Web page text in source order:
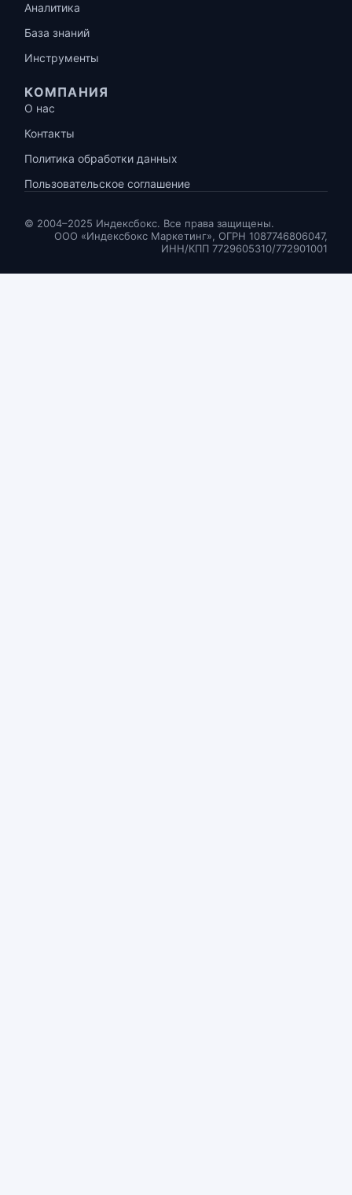
Аналитика
База знаний
Инструменты
КОМПАНИЯ
О нас
Контакты
Политика обработки данных
Пользовательское соглашение
© 2004–2025 Индексбокс. Все права защищены.
ООО «Индексбокс Маркетинг», ОГРН 1087746806047,
ИНН/КПП 7729605310/772901001